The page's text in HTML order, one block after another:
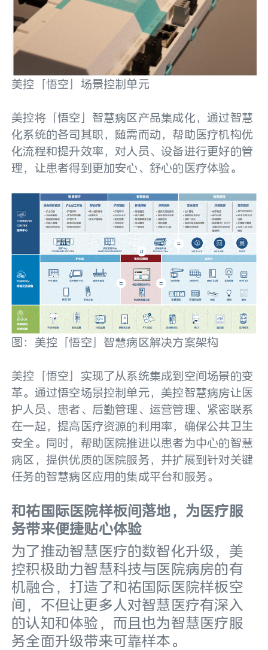
美控「悟空」场景控制单元
美控将「悟空」智慧病区产品集成化，通过智慧
化系统的各司其职，随需而动，帮助医疗机构优
化流程和提升效率，对人员、设备进行更好的管
理，让患者得到更加安心、舒心的医疗体验。
图：美控「悟空」智慧病区解决方案架构
美控「悟空」实现了从系统集成到空间场景的变
革。通过悟空场景控制单元，美控智慧病房让医
护人员、患者、后勤管理、运营管理、紧密联系
在一起，提高医疗资源的利用率，确保公共卫生
安全。同时，帮助医院推进以患者为中心的智慧
病区，提供优质的医院服务，并扩展到针对关键
任务的智慧病区应用的集成平台和服务。
和祐国际医院样板间落地，为医疗服
务带来便捷贴心体验
为了推动智慧医疗的数智化升级，美
控积极助力智慧科技与医院病房的有
机融合，打造了和祐国际医院样板空
间，不但让更多人对智慧医疗有深入
的认知和体验，而且也为智慧医疗服
务全面升级带来可靠样本。